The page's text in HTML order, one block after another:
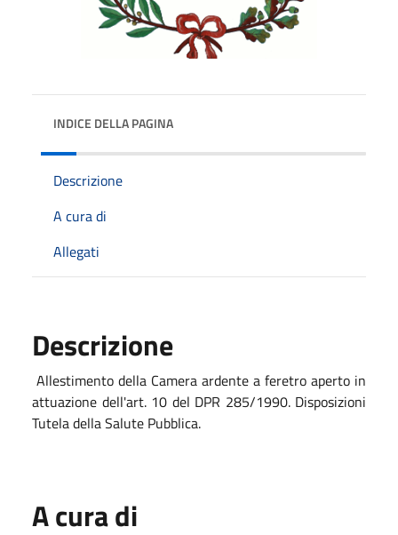
INDICE DELLA PAGINA
Descrizione
A cura di
Allegati
Descrizione
Allestimento della Camera ardente a feretro aperto in
attuazione dell'art. 10 del DPR 285/1990. Disposizioni
Tutela della Salute Pubblica.
A cura di